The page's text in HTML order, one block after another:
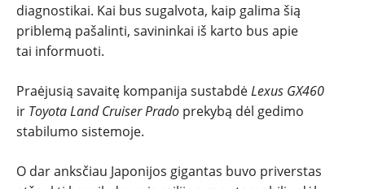
SPORTAS
ĮVAIRENYBĖS
diagnostikai. Kai bus sugalvota, kaip galima šią
priblemą pašalinti, savininkai iš karto bus apie
tai informuoti.
Praėjusią savaitę kompanija sustabdėLexus GX460
ir Toyota Land Cruiser Prado prekybą dėl gedimo
stabilumo sistemoje.
O dar anksčiau Japonijos gigantas buvo priverstas